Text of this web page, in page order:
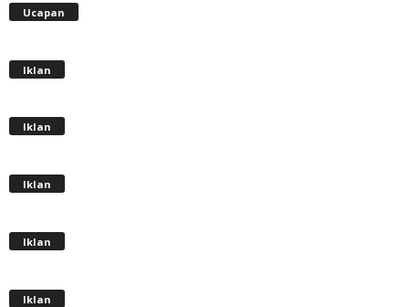
Ucapan
Iklan
Iklan
Iklan
Iklan
Iklan